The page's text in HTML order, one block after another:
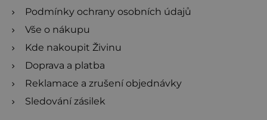
Podmínky ochrany osobních údajů
Vše o nákupu
Kde nakoupit Živinu
Doprava a platba
Reklamace a zrušení objednávky
Sledování zásilek